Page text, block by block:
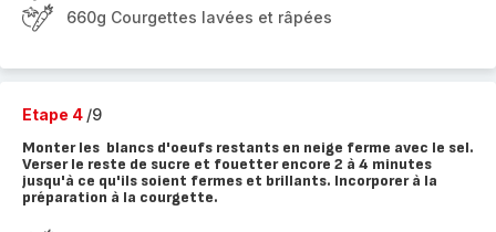
660g Courgettes lavées et râpées
Etape 4 /9
Monter les blancs d'oeufs restants en neige ferme avec le sel.
Verser le reste de sucre et fouetter encore 2 à 4 minutes
jusqu'à ce qu'ils soient fermes et brillants. Incorporer à la
préparation à la courgette.